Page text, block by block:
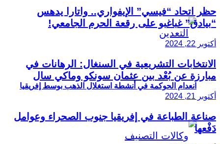
انعدام الحوكمة في أنشطة استغلال الذهب بوسط إفريقيا
حظر اتحاد “فيسي” الإيفواري.. واتارا يدهس
“بيادق” غباغبو على رقعة الحرم الجامعي!
أكتوبر 22, 2024
الانتخابات التشريعية في السنغال: الرهانات في
مبارزة عن بُعْد بين عثمان سونكو وماكي سال
أكتوبر 21, 2024
صناعة الطباعة في إفريقيا جنوب الصحراء وعوامل
دَفْعها